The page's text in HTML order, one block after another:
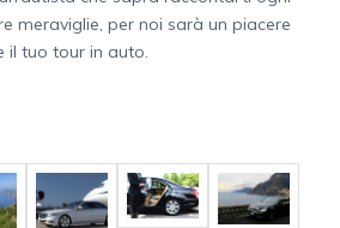
meraviglie, per noi sarà un piacere
tuo tour in auto.